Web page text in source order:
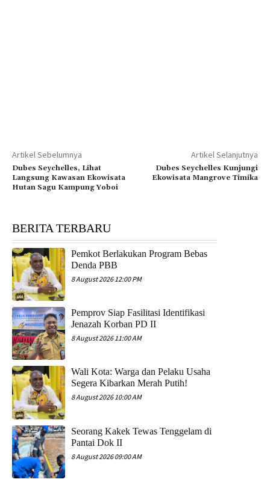
Artikel Sebelumnya
Dubes Seychelles, Lihat
Langsung Kawasan Ekowisata
Hutan Sagu Kampung Yoboi
Artikel Selanjutnya
Dubes Seychelles Kunjungi
Ekowisata Mangrove Timika
BERITA TERBARU
Pemkot Berlakukan Program Bebas
Denda PBB
8 August 2026 12:00 PM
Pemprov Siap Fasilitasi Identifikasi
Jenazah Korban PD II
8 August 2026 11:00 AM
Wali Kota: Warga dan Pelaku Usaha
Segera Kibarkan Merah Putih!
8 August 2026 10:00 AM
Seorang Kakek Tewas Tenggelam di
Pantai Dok II
8 August 2026 09:00 AM